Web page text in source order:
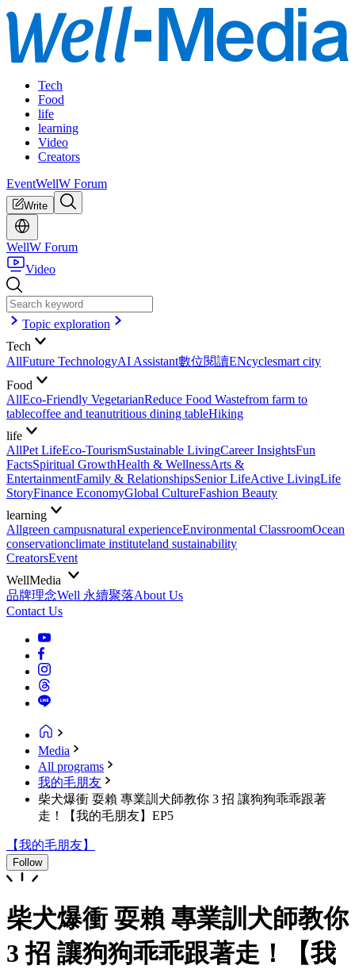
Tech
Food
life
learning
Video
Creators
EventWellW Forum
Write
WellW Forum
Video
Topic exploration
Tech
AllFuture TechnologyAI Assistant數位閱讀ENcyclesmart city
Food
AllEco-Friendly VegetarianReduce Food Wastefrom farm to
tablecoffee and teanutritious dining tableHiking
life
AllPet LifeEco-TourismSustainable LivingCareer InsightsFun
FactsSpiritual GrowthHealth & WellnessArts &
EntertainmentFamily & RelationshipsSenior LifeActive LivingLife
StoryFinance EconomyGlobal CultureFashion Beauty
learning
Allgreen campusnatural experienceEnvironmental ClassroomOcean
conservationclimate instituteland sustainability
CreatorsEvent
WellMedia
品牌理念Well 永續聚落About Us
Contact Us
Media
All programs
我的毛朋友
柴犬爆衝 耍賴 專業訓犬師教你 3 招 讓狗狗乖乖跟著
走！【我的毛朋友】EP5
【我的毛朋友】
Follow
柴犬爆衝 耍賴 專業訓犬師教你
3 招 讓狗狗乖乖跟著走！【我